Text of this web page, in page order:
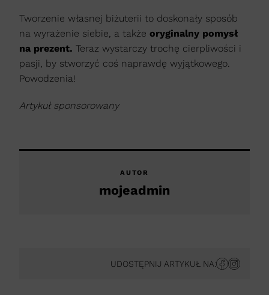
Tworzenie własnej biżuterii to doskonały sposób
na wyrażenie siebie, a także oryginalny pomysł
na prezent. Teraz wystarczy trochę cierpliwości i
pasji, by stworzyć coś naprawdę wyjątkowego.
Powodzenia!
Artykuł sponsorowany
AUTOR
mojeadmin
UDOSTĘPNIJ ARTYKUŁ NA: